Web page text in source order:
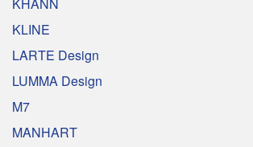
KLINE
LARTE Design
LUMMA Design
M7
MANHART